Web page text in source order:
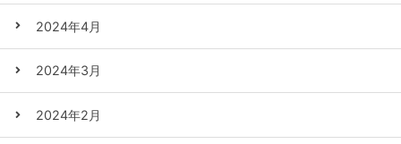
2024年4月
2024年3月
2024年2月